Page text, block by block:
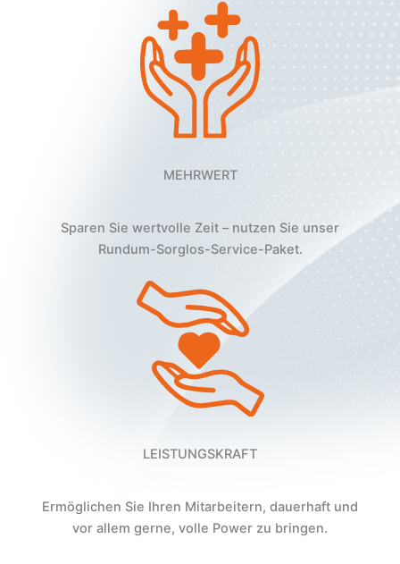
MEHRWERT
Sparen Sie wertvolle Zeit – nutzen Sie unser
Rundum-Sorglos-Service-Paket.
LEISTUNGSKRAFT
Ermöglichen Sie Ihren Mitarbeitern, dauerhaft und
vor allem gerne, volle Power zu bringen.